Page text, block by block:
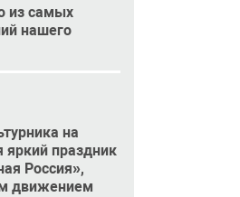
из самых
нашего
на
яркий праздник
Россия»,
движением